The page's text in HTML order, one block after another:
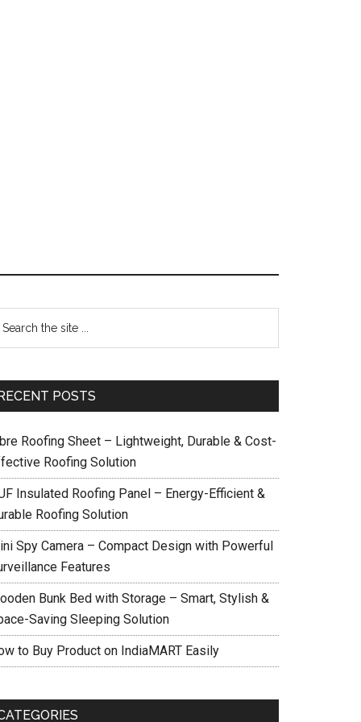
POSTS
Roofing Sheet – Lightweight, Durable & Cost-
Roofing Solution
Insulated Roofing Panel – Energy-Efficient &
Roofing Solution
Spy Camera – Compact Design with Powerful
Features
Bunk Bed with Storage – Smart, Stylish &
Saving Sleeping Solution
to Buy Product on IndiaMART Easily